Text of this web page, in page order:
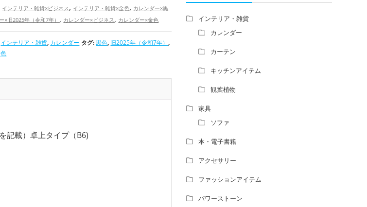
インテリア・雑貨×ビジネス, インテリア・雑貨×金色, カレンダー×黒
×旧2025年（令和7年） , カレンダー×ビジネス, カレンダー×金色
運グッズ,旧2025年（令和7年）の開運グッズ,ビジネスの開運グッズ,
ズ 京都府,関西地方 金運アップ ,仕事運アップ,健康運ア
家族運アップ
インテリア・雑貨, カレンダー タグ:黒色, 旧2025年（令和7年）,
記載）卓上タイプ（B6)
青澄杏樹 （アオスミアンジュ）先生から
占い師さんは、幽霊を見たことがあります
か？
家相風水の診断・鑑定料金や相場について
風水の流派について教えてください。
か？
風水師になるには、どんな勉強をすればい
いですか？
インテリア・雑貨
カレンダー
カーテン
キッチンアイテム
観葉植物
家具
ソファ
本・電子書籍
アクセサリー
ファッションアイテム
パワーストーン